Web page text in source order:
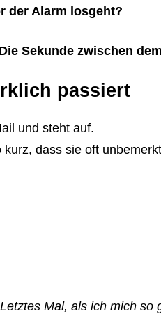
der Alarm losgeht?
Die Sekunde zwischen
passiert
und steht auf.
dass sie oft
Mal, als ich mich so